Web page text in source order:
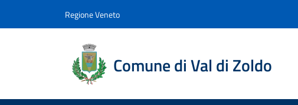
Regione Veneto
Comune di Val di Zoldo